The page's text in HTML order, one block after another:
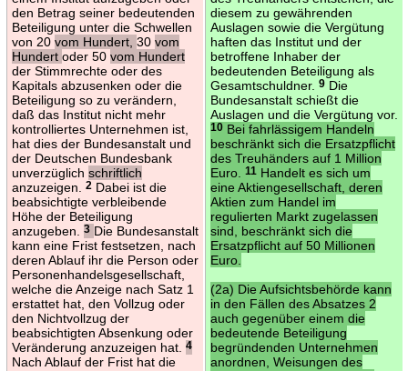
den Betrag seiner bedeutenden
Beteiligung unter die Schwellen
von 20 vom Hundert, 30 vom
Hundert oder 50 vom Hundert
der Stimmrechte oder des
Kapitals abzusenken oder die
Beteiligung so zu verändern,
daß das Institut nicht mehr
kontrolliertes Unternehmen ist,
hat dies der Bundesanstalt und
der Deutschen Bundesbank
unverzüglich schriftlich
anzuzeigen.
2Dabei ist die
beabsichtigte verbleibende
Höhe der Beteiligung
anzugeben.
3 Die Bundesanstalt
kann eine Frist festsetzen, nach
deren Ablauf ihr die Person oder
Personenhandelsgesellschaft,
welche die Anzeige nach Satz 1
erstattet hat, den Vollzug oder
den Nichtvollzug der
beabsichtigten Absenkung oder
Veränderung anzuzeigen hat.
4
Nach Ablauf der Frist hat die
diesem zu gewährenden
Auslagen sowie die Vergütung
haften das Institut und der
betroffene Inhaber der
bedeutenden Beteiligung als
Gesamtschuldner. 9Die
Bundesanstalt schießt die
Auslagen und die Vergütung vor.
10Bei fahrlässigem Handeln
beschränkt sich die Ersatzpflicht
des Treuhänders auf 1 Million
Euro.
11Handelt es sich um
eine Aktiengesellschaft, deren
Aktien zum Handel im
regulierten Markt zugelassen
sind, beschränkt sich die
Ersatzpflicht auf 50 Millionen
Euro.
(2a) Die Aufsichtsbehörde kann
in den Fällen des Absatzes 2
auch gegenüber einem die
bedeutende Beteiligung
begründenden Unternehmen
anordnen, Weisungen des